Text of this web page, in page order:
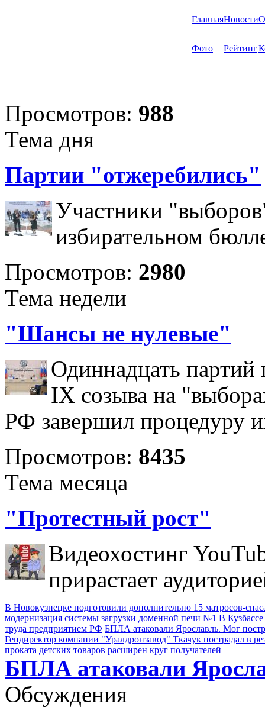
ГлавнаяНовости
Фото Рейтинг
Просмотров: 988
Тема дня
Партии "отжеребились"
Участники
избирательном
Просмотров: 2980
Тема недели
"Шансы не нулевые"
Одиннадцать партий
IX созыва на
РФ завершил процедуру
Просмотров: 8435
Тема месяца
"Протестный рост"
Видеохостинг
прирастает
В Новокузнецке подготовили дополнительно 15 матросов-
модернизация системы загрузки доменной печи №1 В
труда предприятием РФ БПЛА атаковали Ярославль. Мог
Гендиректор компании "Уралдронзавод" Ткачук пострадал в
проката детских товаров расширен круг получателей
БПЛА атаковали
Обсуждения